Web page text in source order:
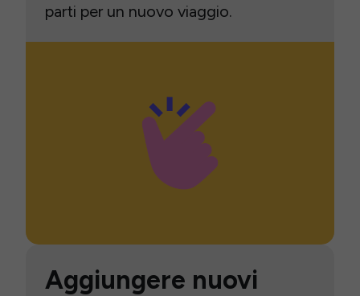
parti per un nuovo viaggio.
Aggiungere nuovi